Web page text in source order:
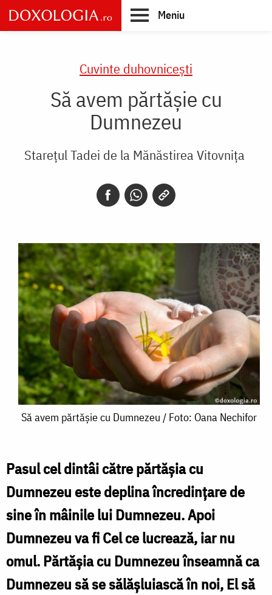
Skip
to
main
Meniu
Cuvinte duhovnicești
Să avem părtășie cu
Dumnezeu
Starețul Tadei de la Mănăstirea Vitovnița
Să
cu
Dumnezeu
/
Foto:
Oana
Nechifor
Să avem părtășie cu Dumnezeu / Foto: Oana Nechifor
Pasul cel dintâi către părtășia cu
Dumnezeu este deplina încredințare de
sine în mâinile lui Dumnezeu. Apoi
Dumnezeu va fi Cel ce lucrează, iar nu
omul. Părtășia cu Dumnezeu înseamnă ca
Dumnezeu să se sălășluiască în noi, El să